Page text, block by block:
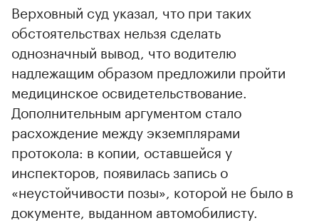
Верховный суд указал, что при таких
обстоятельствах нельзя сделать
однозначный вывод, что водителю
надлежащим образом предложили пройти
медицинское освидетельствование.
Дополнительным аргументом стало
расхождение между экземплярами
протокола: в копии, оставшейся у
инспекторов, появилась запись о
«неустойчивости позы», которой не было в
документе, выданном автомобилисту.